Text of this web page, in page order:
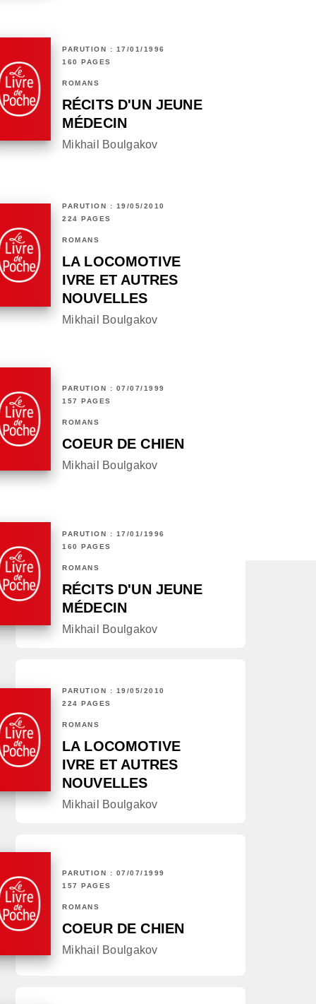
PARUTION : 17/01/1996
160 PAGES
ROMANS
RÉCITS D'UN JEUNE
MÉDECIN
Mikhail Boulgakov
PARUTION : 19/05/2010
224 PAGES
ROMANS
LA LOCOMOTIVE
IVRE ET AUTRES
NOUVELLES
Mikhail Boulgakov
PARUTION : 07/07/1999
157 PAGES
ROMANS
COEUR DE CHIEN
Mikhail Boulgakov
PARUTION : 17/01/1996
160 PAGES
ROMANS
RÉCITS D'UN JEUNE
MÉDECIN
Mikhail Boulgakov
PARUTION : 19/05/2010
224 PAGES
ROMANS
LA LOCOMOTIVE
IVRE ET AUTRES
NOUVELLES
Mikhail Boulgakov
PARUTION : 07/07/1999
157 PAGES
ROMANS
COEUR DE CHIEN
Mikhail Boulgakov